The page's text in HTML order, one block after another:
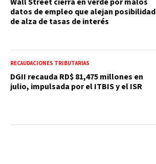
datos de empleo que alejan posibilidad
de alza de tasas de interés
RECAUDACIONES TRIBUTARIAS
DGII recauda RD$ 81,475 millones en
julio, impulsada por el ITBIS y el ISR